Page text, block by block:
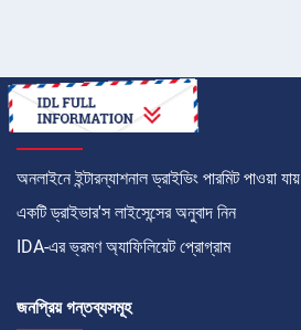
কীভাবে
অনলাইনে ইন্টারন্যাশনাল ড্রাইভিং পারমিট পাওয়া যায়
একটি ড্রাইভার'স লাইসেন্সের অনুবাদ নিন
IDA-এর ভ্রমণ অ্যাফিলিয়েট প্রোগ্রাম
জনপ্রিয় গন্তব্যসমূহ